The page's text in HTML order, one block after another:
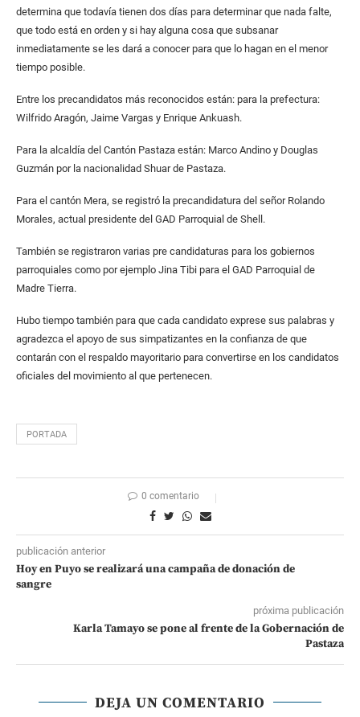
determina que todavía tienen dos días para determinar que nada falte,
que todo está en orden y si hay alguna cosa que subsanar
inmediatamente se les dará a conocer para que lo hagan en el menor
tiempo posible.
Entre los precandidatos más reconocidos están: para la prefectura:
Wilfrido Aragón, Jaime Vargas y Enrique Ankuash.
Para la alcaldía del Cantón Pastaza están: Marco Andino y Douglas
Guzmán por la nacionalidad Shuar de Pastaza.
Para el cantón Mera, se registró la precandidatura del señor Rolando
Morales, actual presidente del GAD Parroquial de Shell.
También se registraron varias pre candidaturas para los gobiernos
parroquiales como por ejemplo Jina Tibi para el GAD Parroquial de
Madre Tierra.
Hubo tiempo también para que cada candidato exprese sus palabras y
agradezca el apoyo de sus simpatizantes en la confianza de que
contarán con el respaldo mayoritario para convertirse en los candidatos
oficiales del movimiento al que pertenecen.
PORTADA
0 comentario
publicación anterior
Hoy en Puyo se realizará una campaña de donación de
sangre
próxima publicación
Karla Tamayo se pone al frente de la Gobernación de
Pastaza
DEJA UN COMENTARIO